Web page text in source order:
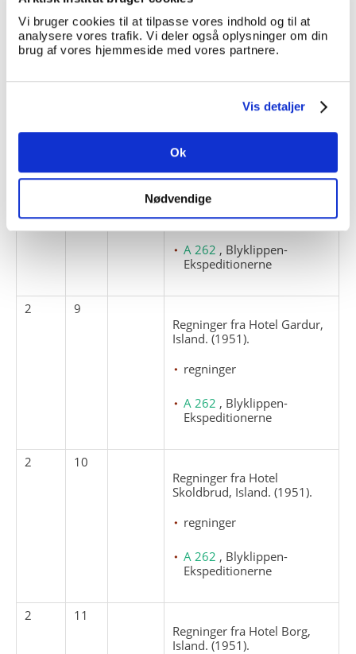
Vi bruger cookies til at tilpasse vores indhold og til at
analysere vores trafik. Vi deler også oplysninger om din
brug af vores hjemmeside med vores partnere.
Vis detaljer
Ok
Nødvendige
lønforhold
oversigter
A 262, Blyklippen-
1
8
Kontooversigter, lønkonti for
lønforhold
oversigter
A 262 , Blyklippen-
Ekspeditionerne
2
9
Regninger fra Hotel Gardur,
Island. (1951).
regninger
A 262 , Blyklippen-
Ekspeditionerne
2
10
Regninger fra Hotel
Skoldbrud, Island. (1951).
regninger
A 262 , Blyklippen-
Ekspeditionerne
2
11
Regninger fra Hotel Borg,
Island. (1951).